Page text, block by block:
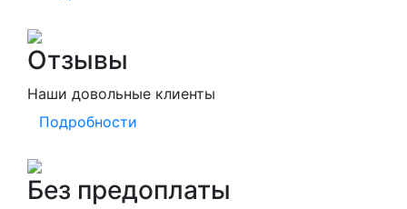
Отзывы
Наши довольные клиенты
Подробности
Без предоплаты